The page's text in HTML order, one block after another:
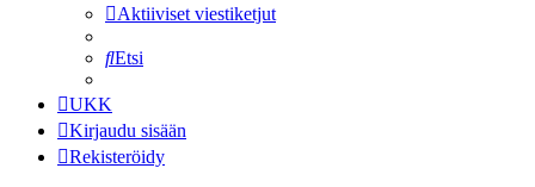
Aktiiviset viestiketjut
Etsi
UKK
Kirjaudu sisään
Rekisteröidy